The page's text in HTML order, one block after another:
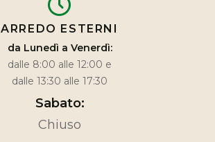
ARREDO ESTERNI
da Lunedì a Venerdì:
dalle 8:00 alle 12:00 e
dalle 13:30 alle 17:30
Sabato:
Chiuso